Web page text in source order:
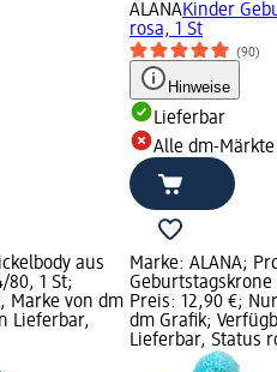
ALANAKinder
rosa, 1 St
(90)
Hinweise
Lieferbar
Alle dm-Märkte
aus
80, 1 St;
Marke von dm
Lieferbar,
Marke: ALANA;
Preis: 12,90 €;
dm Grafik;
Lieferbar, Status